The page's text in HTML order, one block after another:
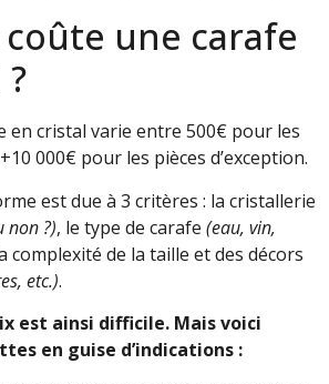
une carafe
en cristal varie entre 500€ pour les
000€ pour les pièces d’exception.
est due à 3 critères : la cristallerie
non ?), le type de carafe (eau, vin,
complexité de la taille et des décors
etc.).
est ainsi difficile. Mais voici
en guise d’indications :